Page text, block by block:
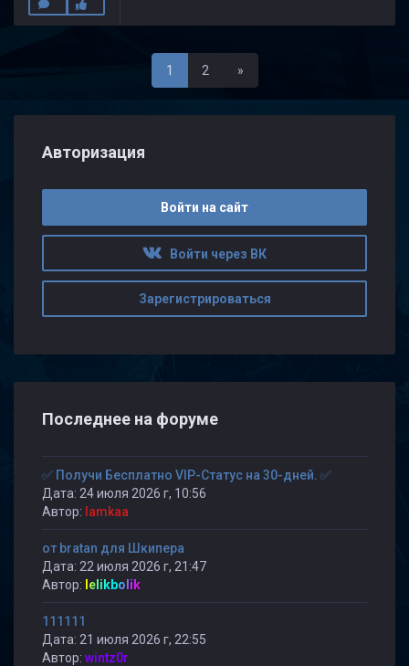
1 2 »Последняя
Авторизация
Войти на сайт
Войти через ВК
Зарегистрироваться
Последнее на форуме
✅ Получи Бесплатно VIP-Статус на 30-дней. ✅
Дата: 24 июля 2026 г, 10:56
Автор: lamkaa
от bratan для Шкипера
Дата: 22 июля 2026 г, 21:47
Автор: lelikbolik
111111
Дата: 21 июля 2026 г, 22:55
Автор: wintz0r